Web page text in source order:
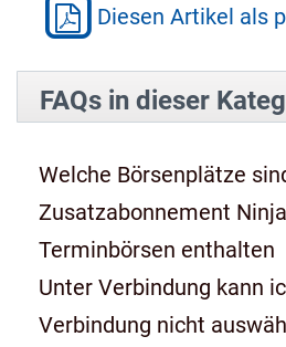
Diesen Artikel als
FAQs in dieser
Welche Börsenplätze
Zusatzabonnement
Terminbörsen enthalten
Unter Verbindung kann
Verbindung nicht